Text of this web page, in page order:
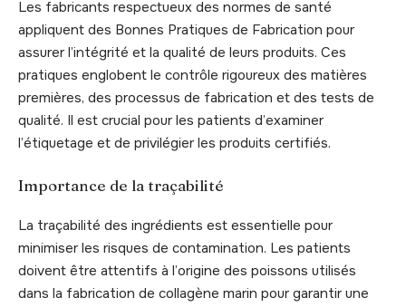
Les fabricants respectueux des normes de santé
appliquent des Bonnes Pratiques de Fabrication pour
assurer l’intégrité et la qualité de leurs produits. Ces
pratiques englobent le contrôle rigoureux des matières
premières, des processus de fabrication et des tests de
qualité. Il est crucial pour les patients d’examiner
l’étiquetage et de privilégier les produits certifiés.
Importance de la traçabilité
La traçabilité des ingrédients est essentielle pour
minimiser les risques de contamination. Les patients
doivent être attentifs à l’origine des poissons utilisés
dans la fabrication de collagène marin pour garantir une